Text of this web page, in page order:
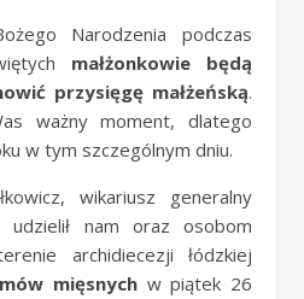
Narodzenia podczas
małżonkowie będą
przysięgę małżeńską.
ważny moment, dlatego
w tym szczególnym dniu.
wikariusz generalny
udzielił nam oraz osobom
archidiecezji łódzkiej
mięsnych w piątek 26